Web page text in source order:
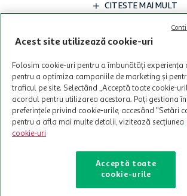
limita a 12 unitati / card client o singura data in
Cardul poate fi utilizat doar in legatura cu
participante și pentru acțiuni promotionale
nu poate fi utilizat in legatura cu alti
care aceste este suspendat sau in perioada in
intretineri sau reparatii tehnice la sistemul de
CITESTE MAI MULT
Contacteaza-ne!
Iti stam mereu la dispozitie.
Contact
Acest site utilizează cookie-uri
Folosim cookie-uri pentru a îmbunătăți experiența
pentru a optimiza campaniile de marketing și
traficul pe site. Selectând „Acceptă toate cookie-
acordul pentru utilizarea acestora. Poți gestiona
preferințele privind cookie-urile, accesând "Setări
pentru a afla mai multe detalii, vizitează secțiunea
cookie-uri
Acceptă toate
cookie-urile